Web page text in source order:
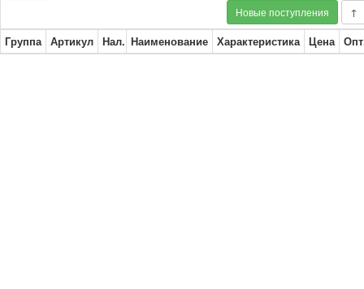
Новые поступления
↑
Группа Артикул Нал. Наименование Характеристика Цена